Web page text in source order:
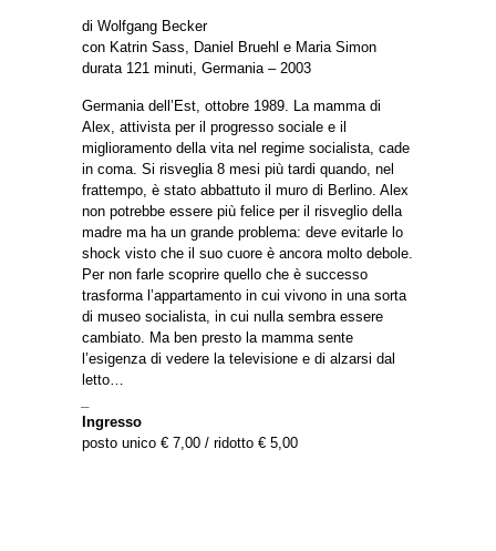
di Wolfgang Becker
con Katrin Sass, Daniel Bruehl e Maria Simon
durata 121 minuti, Germania – 2003
Germania dell’Est, ottobre 1989. La mamma di
Alex, attivista per il progresso sociale e il
miglioramento della vita nel regime socialista, cade
in coma. Si risveglia 8 mesi più tardi quando, nel
frattempo, è stato abbattuto il muro di Berlino. Alex
non potrebbe essere più felice per il risveglio della
madre ma ha un grande problema: deve evitarle lo
shock visto che il suo cuore è ancora molto debole.
Per non farle scoprire quello che è successo
trasforma l’appartamento in cui vivono in una sorta
di museo socialista, in cui nulla sembra essere
cambiato. Ma ben presto la mamma sente
l’esigenza di vedere la televisione e di alzarsi dal
letto…
Ingresso
posto unico € 7,00 / ridotto € 5,00